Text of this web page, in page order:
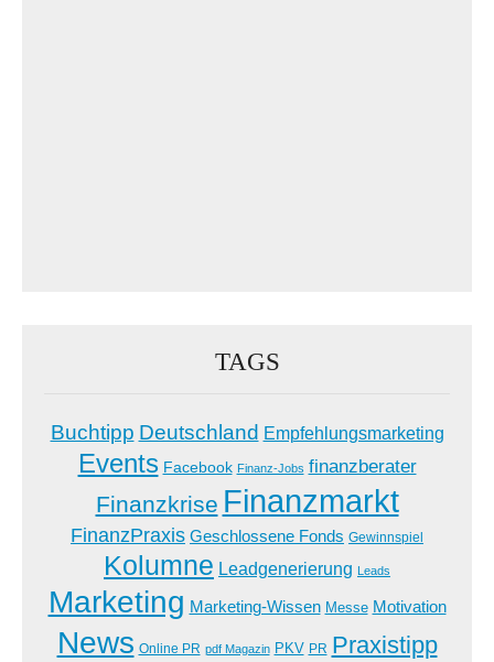
TAGS
Buchtipp Deutschland Empfehlungsmarketing
Events Facebook Finanz-Jobs finanzberater
Finanzkrise Finanzmarkt
FinanzPraxis Geschlossene Fonds Gewinnspiel
Kolumne Leadgenerierung Leads
Marketing Marketing-Wissen Messe Motivation
News Online PR pdf Magazin PKV PR Praxistipp